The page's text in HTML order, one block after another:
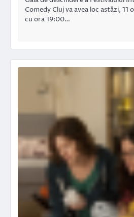
Comedy Cluj va avea loc astăzi,
cu ora 19:00…